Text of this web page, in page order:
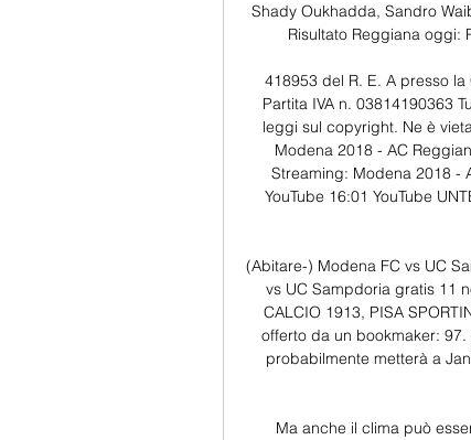
Shady Oukhadda, Sandro
Risultato Reggiana oggi:
418953 del R. E. A presso
Partita IVA n. 03814190363
leggi sul copyright. Ne è
Modena 2018 - AC
Streaming: Modena 2018 -
YouTube 16:01 YouTube
(Abitare-) Modena FC vs UC
vs UC Sampdoria gratis 11
CALCIO 1913, PISA
offerto da un bookmaker:
probabilmente metterà a
Ma anche il clima può